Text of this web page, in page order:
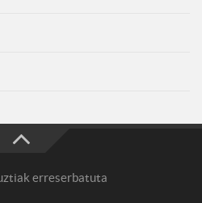
erreserbatuta